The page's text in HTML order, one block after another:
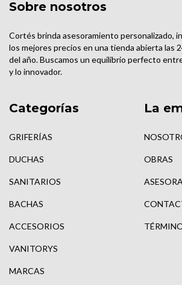
Sobre nosotros
Cortés brinda asesoramiento personalizado,
los mejores precios en una tienda abierta las
del año. Buscamos un equilibrio perfecto
y lo innovador.
Categorías
GRIFERÍAS
DUCHAS
SANITARIOS
BACHAS
ACCESORIOS
VANITORYS
MARCAS
La
OBRAS